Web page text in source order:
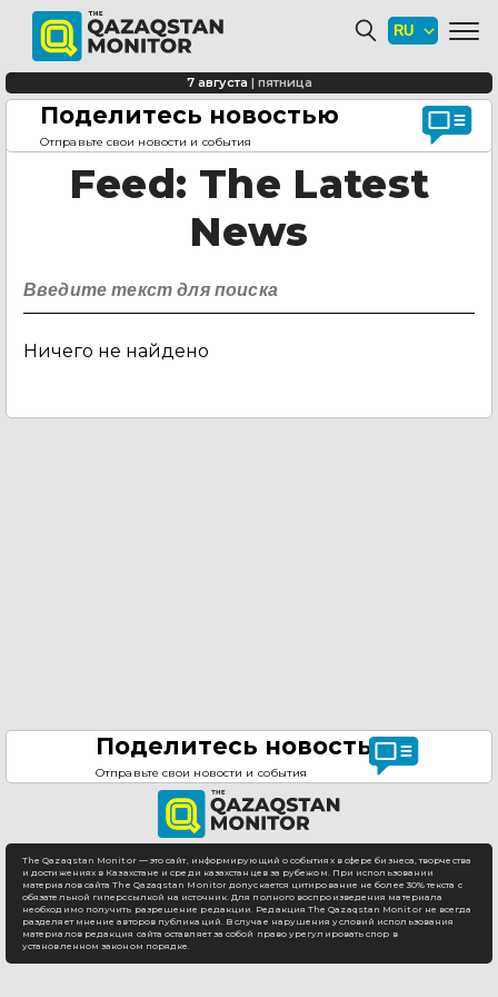
Поделитесь новостью
Отправьте свои новости и события
7 августа | пятница
Главная страница
Feed: The Latest
News
Ничего не найдено
Поделитесь новостью
Отправьте свои новости и события
The Qazaqstan Monitor — это сайт, информирующий о событиях в сфере бизнеса, творчества
и достижениях в Казахстане и среди казахстанцев за рубежом. При использовании
материалов сайта The Qazaqstan Monitor допускается цитирование не более 30% текста с
обязательной гиперссылкой на источник. Для полного воспроизведения материала
необходимо получить разрешение редакции. Редакция The Qazaqstan Monitor не всегда
разделяет мнение авторов публикаций. В случае нарушения условий использования
материалов редакция сайта оставляет за собой право урегулировать спор в
установленном законом порядке.